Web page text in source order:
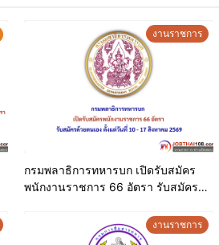
งานราชการ
กรมพลาธิการทหารบก เปิดรับสมัคร
พนักงานราชการ 66 อัตรา รับสมัคร
งานราชการ